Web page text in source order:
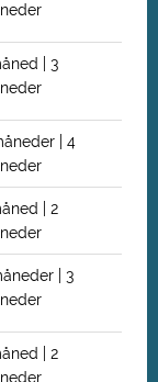
| 3
| 4
| 2
| 3
| 2